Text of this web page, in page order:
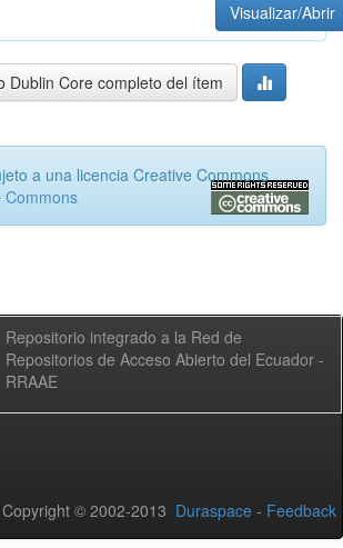
Visualizar/Abrir
Dublin Core completo del ítem
a una licencia Creative Commons
Commons
Repositorio integrado a la Red de
Repositorios de Acceso Abierto del Ecuador -
RRAAE
Copyright © 2002-2013 Duraspace - Feedback